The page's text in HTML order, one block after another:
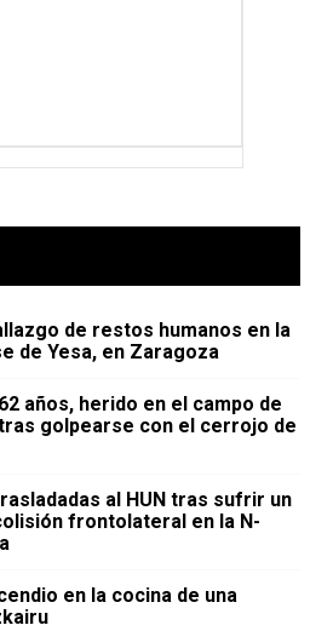
de restos humanos en la
de Yesa, en Zaragoza
años, herido en el campo de
golpearse con el cerrojo de
al HUN tras sufrir un
frontolateral en la N-
en la cocina de una